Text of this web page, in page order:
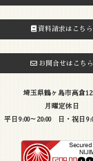
資料請求はこちら
お問合せはこちら
埼玉県鶴ヶ島市高倉
月曜定休日
平日9:00～20:00 日・祝日